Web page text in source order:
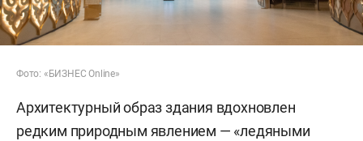
Фото: «БИЗНЕС Online»
Архитектурный образ здания вдохновлен
редким природным явлением — «ледяными